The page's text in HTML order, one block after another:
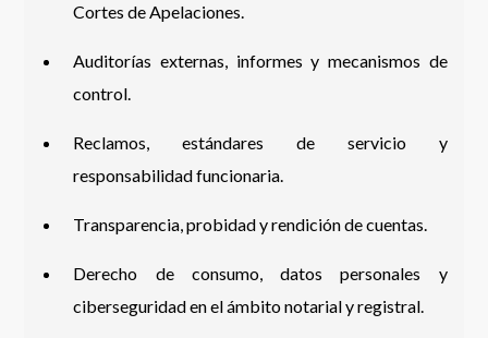
Cortes de Apelaciones.
Auditorías externas, informes y mecanismos de
control.
Reclamos, estándares de servicio y
responsabilidad funcionaria.
Transparencia, probidad y rendición de cuentas.
Derecho de consumo, datos personales y
ciberseguridad en el ámbito notarial y registral.